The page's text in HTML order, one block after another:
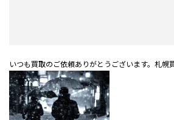
いつも買取のご依頼ありがとうございます。札幌